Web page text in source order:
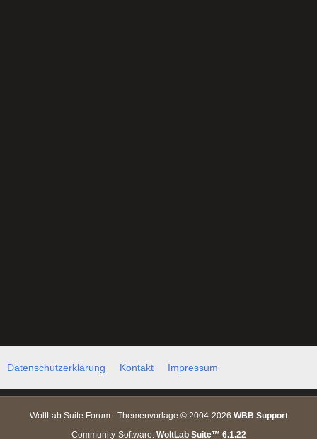
Datenschutzerklärung Kontakt Impressum
WoltLab Suite Forum - Themenvorlage © 2004-2026 WBB Support
Community-Software: WoltLab Suite™ 6.1.22